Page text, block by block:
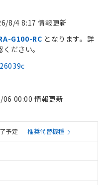
8/4 8:17 情報更新
G100-RC となります。詳
ださい。
00:00 情報更新
予定 推奨代替機種